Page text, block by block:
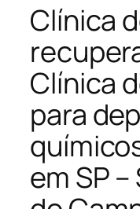
Clínica
Clínica
para
em SP